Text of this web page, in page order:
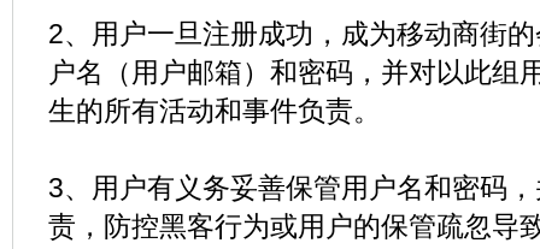
2、用户一旦注册成功，成为移动商街
户名（用户邮箱）和密码，并对以此组
生的所有活动和事件负责。
3、用户有义务妥善保管用户名和密码
责，防控黑客行为或用户的保管疏忽导